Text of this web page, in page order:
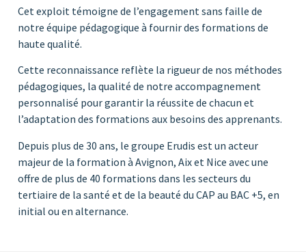
Cet exploit témoigne de l’engagement sans faille de
notre équipe pédagogique à fournir des formations de
haute qualité.
Cette reconnaissance reflète la rigueur de nos méthodes
pédagogiques, la qualité de notre accompagnement
personnalisé pour garantir la réussite de chacun et
l’adaptation des formations aux besoins des apprenants.
Depuis plus de 30 ans, le groupe Erudis est un acteur
majeur de la formation à Avignon, Aix et Nice avec une
offre de plus de 40 formations dans les secteurs du
tertiaire de la santé et de la beauté du CAP au BAC +5, en
initial ou en alternance.